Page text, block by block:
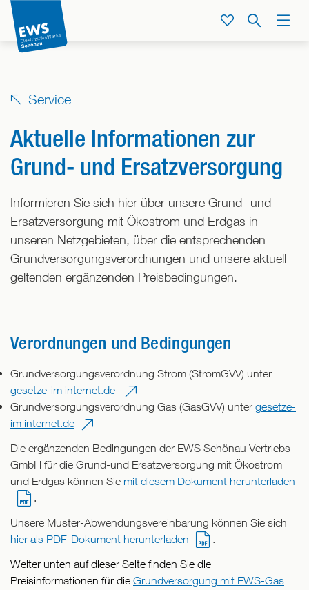
Direkt
zum
Inhalt
Menü
Suche
Service
Service
Aktuelle Informationen zur
Grund- und Ersatzversorgung
Informieren Sie sich hier über unsere Grund- und
Ersatzversorgung mit Ökostrom und Erdgas in
unseren Netzgebieten, über die entsprechenden
Grundversorgungsverordnungen und unsere aktuell
geltenden ergänzenden Preisbedingungen.
Verordnungen und Bedingungen
Grundversorgungsverordnung Strom (StromGVV) unter
gesetze-im internet.de
Grundversorgungsverordnung Gas (GasGVV) unter gesetze-
im internet.de
Die ergänzenden Bedingungen der EWS Schönau Vertriebs
GmbH für die Grund-und Ersatzversorgung mit Ökostrom
und Erdgas können Sie mit diesem Dokument herunterladen
.
Unsere Muster-Abwendungsvereinbarung können Sie sich
hier als PDF-Dokument herunterladen
.
Weiter unten auf dieser Seite finden Sie die
Preisinformationen für die Grundversorgung mit EWS-Gas